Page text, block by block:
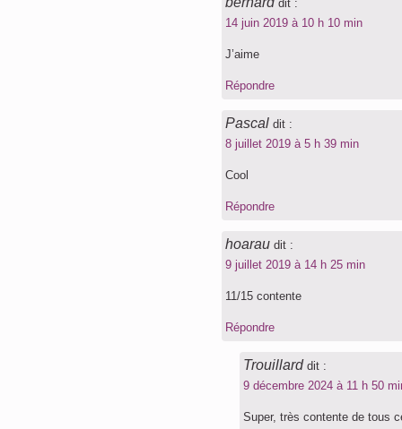
dit :
14 juin 2019 à 10 h 10 min
J’aime
Répondre
Pascal dit :
8 juillet 2019 à 5 h 39 min
Cool
Répondre
hoarau dit :
9 juillet 2019 à 14 h 25 min
11/15 contente
Répondre
Trouillard dit :
9 décembre 2024 à 11 h 50
Super, très contente de tous